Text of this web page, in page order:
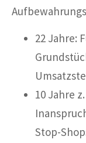
22 Jahre:
10 Jahre
Stop-